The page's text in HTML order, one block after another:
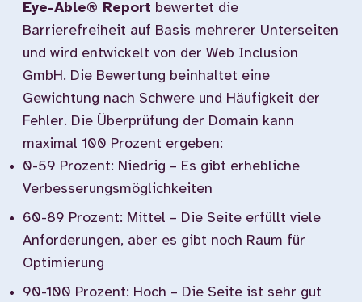
Eye-Able® Report bewertet die
Barrierefreiheit auf Basis mehrerer Unterseiten
und wird entwickelt von der Web Inclusion
GmbH. Die Bewertung beinhaltet eine
Gewichtung nach Schwere und Häufigkeit der
Fehler. Die Überprüfung der Domain kann
maximal 100 Prozent ergeben:
0-59 Prozent: Niedrig – Es gibt erhebliche
Verbesserungsmöglichkeiten
60-89 Prozent: Mittel – Die Seite erfüllt viele
Anforderungen, aber es gibt noch Raum für
Optimierung
90-100 Prozent: Hoch – Die Seite ist sehr gut